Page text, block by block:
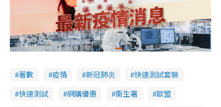
著數 疫情 新冠肺炎
快速測試套裝
快速測試
網購優惠 衞生署
歐盟